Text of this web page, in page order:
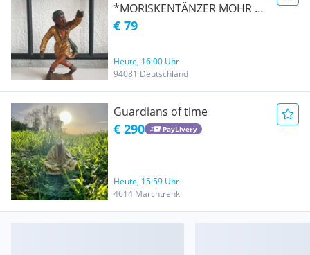
*MORISKENTÄNZER MOHR n.
Erasmus Grasser v.
€ 79
Heute, 16:00 Uhr
94081 Deutschland
Guardians of time
€ 290 PayLivery
Heute, 15:59 Uhr
4614 Marchtrenk